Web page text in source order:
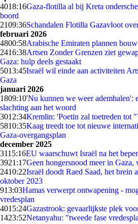
4018:16Gaza-flotilla al bij Kreta
boord
2109:36Schandalen Flotilla Gazavloot
februari 2026
4800:58Arabische Emiraten plannen
2416:38Artsen Zonder Grenzen ziet
Gaza: hulp deels gestaakt
5013:45Israël wil einde aan activiteiten
Gaza
januari 2026
1809:10'Nu kunnen we weer ademhalen':
slachting aan het woord
3012:34Kremlin: 'Poetin zal toetreden tot
5810:35Kaag treedt toe tot nieuwe
Gaza-overgangsplan
december 2025
3115:16EU waarschuwt Israël na het
3921:17Geen hongersnood meer in Gaza,
2410:22Israël doodt Raed Saad, het brein
oktober 2023
913:03Hamas verwerpt ontwapening -
vredesplan
4015:24Gazastrook: gevaarlijkste plek
1423:52Netanyahu: "tweede fase